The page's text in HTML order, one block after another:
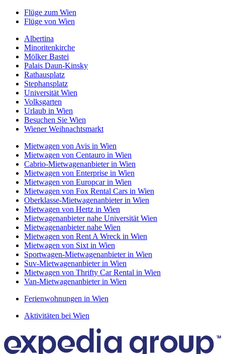
Flüge zum Wien
Flüge von Wien
Albertina
Minoritenkirche
Mölker Bastei
Palais Daun-Kinsky
Rathausplatz
Stephansplatz
Universität Wien
Volksgarten
Urlaub in Wien
Besuchen Sie Wien
Wiener Weihnachtsmarkt
Mietwagen von Avis in Wien
Mietwagen von Centauro in Wien
Cabrio-Mietwagenanbieter in Wien
Mietwagen von Enterprise in Wien
Mietwagen von Europcar in Wien
Mietwagen von Fox Rental Cars in Wien
Oberklasse-Mietwagenanbieter in Wien
Mietwagen von Hertz in Wien
Mietwagenanbieter nahe Universität Wien
Mietwagenanbieter nahe Wien
Mietwagen von Rent A Wreck in Wien
Mietwagen von Sixt in Wien
Sportwagen-Mietwagenanbieter in Wien
Suv-Mietwagenanbieter in Wien
Mietwagen von Thrifty Car Rental in Wien
Van-Mietwagenanbieter in Wien
Ferienwohnungen in Wien
Aktivitäten bei Wien